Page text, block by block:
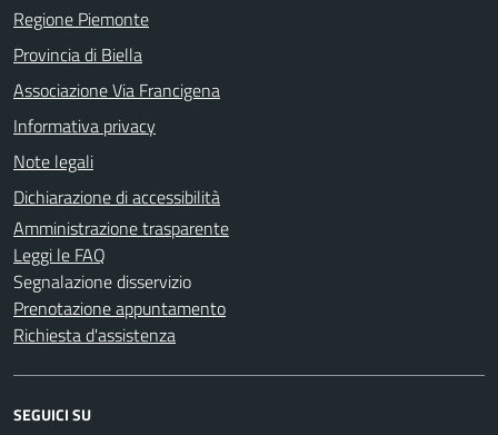
Regione Piemonte
Provincia di Biella
Associazione Via Francigena
Informativa privacy
Note legali
Dichiarazione di accessibilità
Amministrazione trasparente
Leggi le FAQ
Segnalazione disservizio
Prenotazione appuntamento
Richiesta d'assistenza
SEGUICI SU